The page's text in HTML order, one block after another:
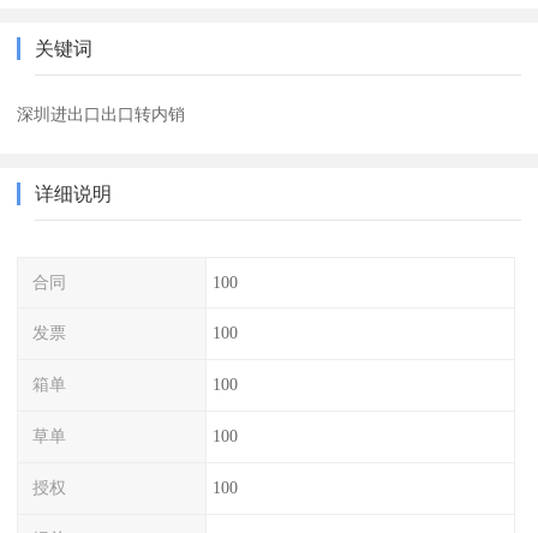
关键词
深圳进出口出口转内销
详细说明
合同 100
发票 100
箱单 100
草单 100
授权 100